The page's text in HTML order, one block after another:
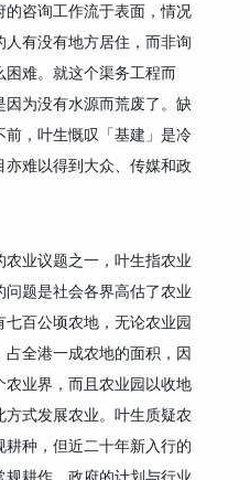
的咨询工作流于表面，情况
有没有地方居住，而非询
困难。就这个渠务工程而
为没有水源而荒废了。缺
，叶生慨叹「基建」是冷
难以得到大众、传媒和政
农业议题之一，叶生指农业
题是社会各界高估了农业
百公顷农地，无论农业园
全港一成农地的面积，因
业界，而且农业园以收地
式发展农业。叶生质疑农
种，但近二十年新入行的
耕作，政府的计划与行业